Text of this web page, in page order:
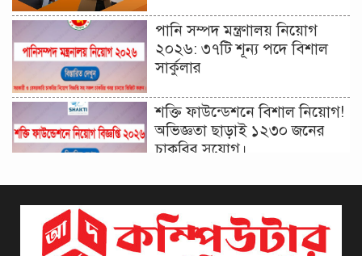
পানি সম্পদ মন্ত্রণালয় নিয়োগ
২০২৬: ৩৭টি শূন্য পদে বিশাল
সার্কুলার
শক্তি ফাউন্ডেশনে বিশাল নিয়োগ!
অভিজ্ঞতা ছাড়াই ১২৩০ জনের
চাকরির সুযোগ।
বিজ্ঞপ্তি ২০২৬ | Taxes Zone
Dinajpur Job Circular 2026